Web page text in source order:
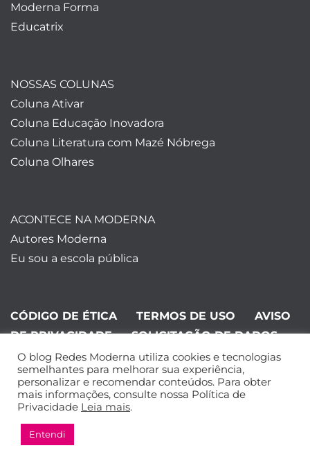
Moderna Forma
Educatrix
NOSSAS COLUNAS
Coluna Ativar
Coluna Educação Inovadora
Coluna Literatura com Mazé Nóbrega
Coluna Olhares
ACONTECE NA MODERNA
Autores Moderna
Eu sou a escola pública
CÓDIGO DE ÉTICA TERMOS DE USO
AVISO
DE PRIVACIDADE
SOLICITAÇÃO DE DADOS
©Editora Moderna 2024. Todos os
direitos reservados.
O blog Redes Moderna utiliza cookies e tecnologias
semelhantes para melhorar sua experiência,
personalizar e recomendar conteúdos. Para obter
mais informações, consulte nossa Política de
Privacidade Leia mais.
Entendi